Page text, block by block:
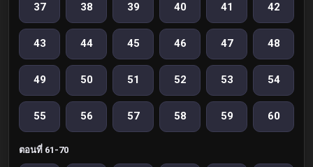
37 38 39 40 41 42
43 44 45 46 47 48
49 50 51 52 53 54
55 56 57 58 59 60
ตอนที่ 61-70